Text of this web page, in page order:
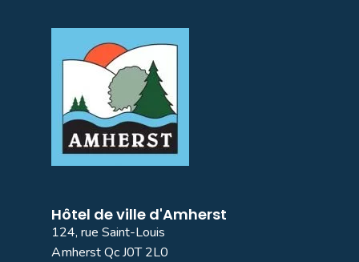
Hôtel de ville d'Amherst
124, rue Saint-Louis
Amherst Qc J0T 2L0